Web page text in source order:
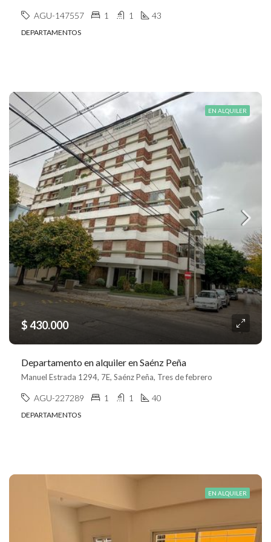
AGU-147557 1 1 43
DEPARTAMENTOS
EN ALQUILER
$ 430.000
Departamento en alquiler en Saénz Peña
Manuel Estrada 1294, 7E, Saénz Peña, Tres de febrero
AGU-227289 1 1 40
DEPARTAMENTOS
EN ALQUILER